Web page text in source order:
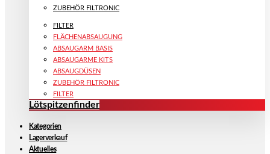
ZUBEHÖR FILTRONIC
FILTER
FLÄCHENABSAUGUNG
ABSAUGARM BASIS
ABSAUGARME KITS
ABSAUGDÜSEN
ZUBEHÖR FILTRONIC
FILTER
Lötspitzenfinder
Kategorien
Lagerverkauf
Aktuelles